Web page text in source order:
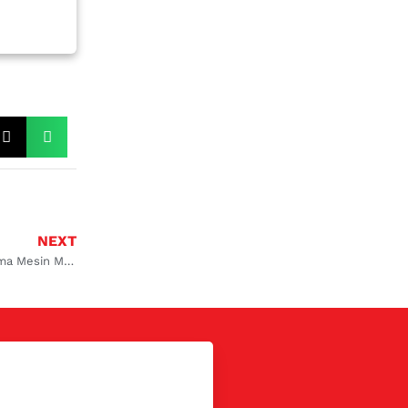
NEXT
Hal yang Harus Dilakukan untuk Meningkatkan Performa Mesin Mobil